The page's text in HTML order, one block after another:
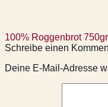
100% Roggenbrot
Schreibe einen
Deine E-Mail-Adresse